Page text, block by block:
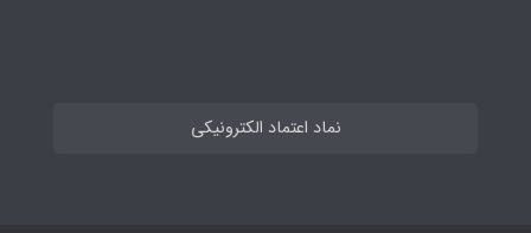
نماد اعتماد الکترونیکی